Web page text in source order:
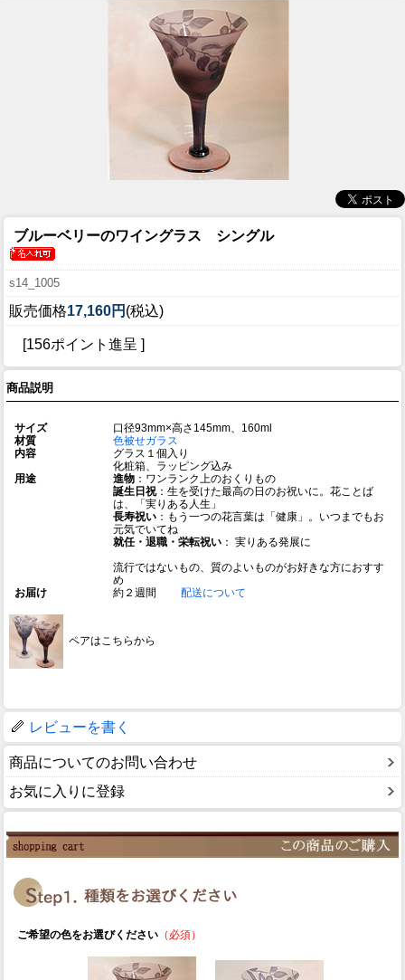
ブルーベリーのワイングラス シングル
s14_1005
販売価格17,160円 (税込)
[156ポイント進呈 ]
商品説明
サイズ
口径93mm×高さ145mm、160ml
材質
色被せガラス
内容
グラス１個入り
化粧箱、ラッピング込み
用途
進物 ：ワンランク上のおくりもの
誕生日祝：生を受けた最高の日のお祝いに。花ことば
は、「実りある人生」
長寿祝い ：もう一つの花言葉は「健康」。いつまでもお
元気でいてね
就任・退職・栄転祝い ： 実りある発展に
流行ではないもの、質のよいものがお好きな方におすす
め
お届け
約２週間 配送について
ペアはこちらから
レビューを書く
商品についてのお問い合わせ
お気に入りに登録
ご希望の色をお選びください （必須）